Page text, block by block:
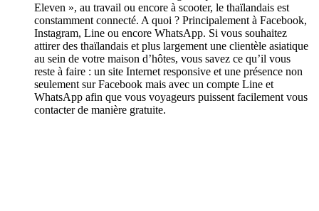
Eleven », au travail ou encore à scooter, le thaïlandais est
constamment connecté. A quoi ? Principalement à Facebook,
Instagram, Line ou encore WhatsApp. Si vous souhaitez
attirer des thaïlandais et plus largement une clientèle asiatique
au sein de votre maison d’hôtes, vous savez ce qu’il vous
reste à faire : un site Internet responsive et une présence non
seulement sur Facebook mais avec un compte Line et
WhatsApp afin que vous voyageurs puissent facilement vous
contacter de manière gratuite.